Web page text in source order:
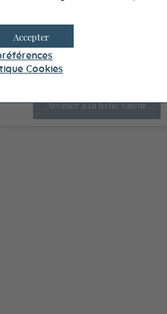
Constituer, valoriser, optimiser un
Accéder à la fiche valeur
Accepter
Cookies